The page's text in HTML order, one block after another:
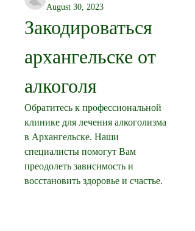
August 30, 2023
Закодироваться
архангельске от
алкоголя
Обратитесь к профессиональной
клинике для лечения алкоголизма
в Архангельске. Наши
специалисты помогут Вам
преодолеть зависимость и
восстановить здоровье и счастье.